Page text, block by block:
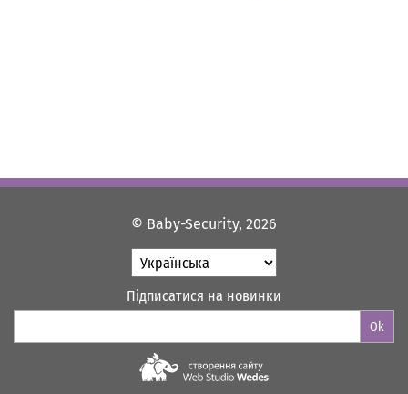
© Baby-Security, 2026
Підписатися на новинки
Ok